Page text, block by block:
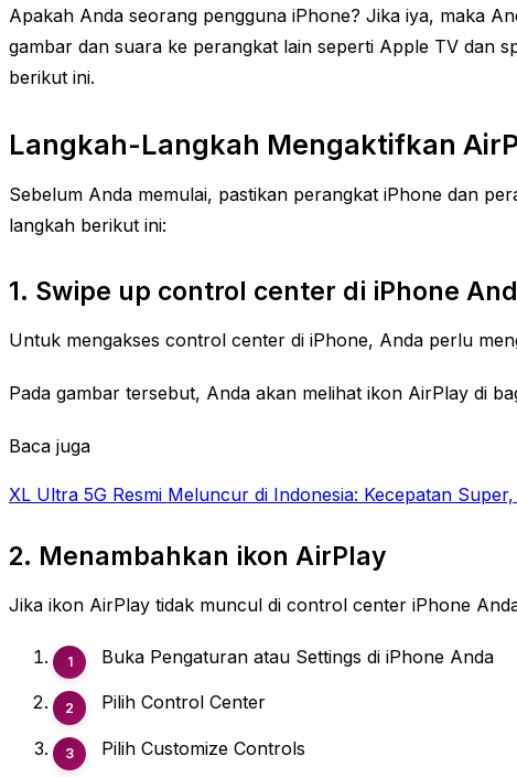
Apakah Anda seorang pengguna iPhone? Jika iya, maka
gambar dan suara ke perangkat lain seperti Apple TV dan
berikut ini.
Langkah-Langkah Mengaktifkan
Sebelum Anda memulai, pastikan perangkat iPhone dan
langkah berikut ini:
1. Swipe up control center di iPhone
Untuk mengakses control center di iPhone, Anda perlu
Pada gambar tersebut, Anda akan melihat ikon AirPlay di
Baca juga
XL Ultra 5G Resmi Meluncur di Indonesia: Kecepatan
2. Menambahkan ikon AirPlay
Jika ikon AirPlay tidak muncul di control center iPhone
Buka Pengaturan atau Settings di iPhone Anda
Pilih Control Center
Pilih Customize Controls